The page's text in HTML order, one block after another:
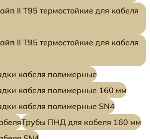
II Т95 термостойкие для кабеля
II Т95 термостойкие для кабеля
кабеля полимерные
кабеля полимерные 160 мм
кабеля полимерные SN4
Трубы ПНД для кабеля 160 мм